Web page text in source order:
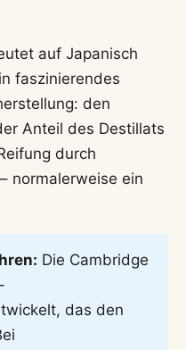
auf Japanisch
faszinierendes
den
Anteil des Destillats
durch
normalerweise ein
Die Cambridge
das den